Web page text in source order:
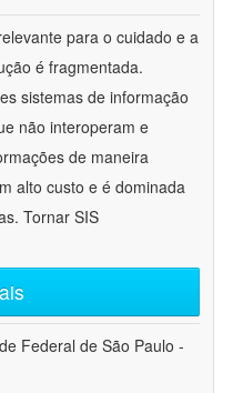
para o cuidado e a
é fragmentada.
sistemas de informação
não interoperam e
de maneira
alto custo e é dominada
Tornar SIS
Federal de São Paulo -